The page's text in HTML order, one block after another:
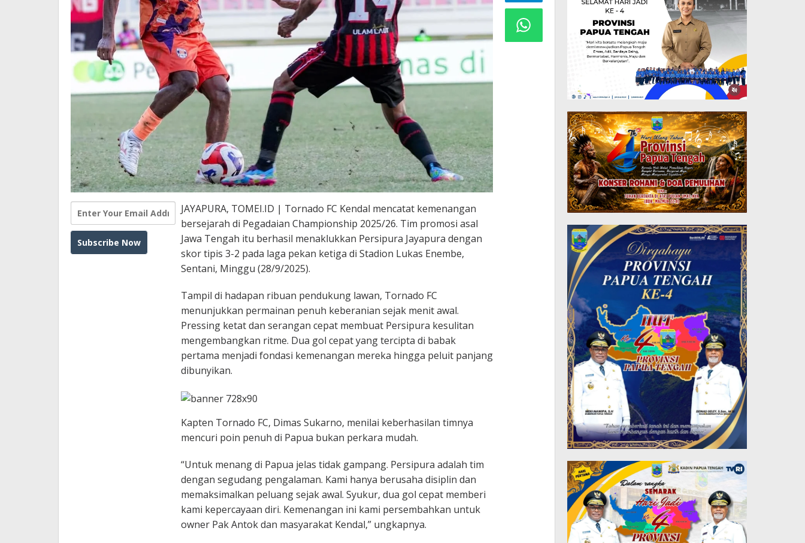
JAYAPURA, TOMEI.ID | Tornado FC Kendal mencatat kemenangan
bersejarah di Pegadaian Championship 2025/26. Tim promosi asal
Jawa Tengah itu berhasil menaklukkan Persipura Jayapura dengan
skor tipis 3-2 pada laga pekan ketiga di Stadion Lukas Enembe,
Sentani, Minggu (28/9/2025).
Tampil di hadapan ribuan pendukung lawan, Tornado FC
menunjukkan permainan penuh keberanian sejak menit awal.
Pressing ketat dan serangan cepat membuat Persipura kesulitan
mengembangkan ritme. Dua gol cepat yang tercipta di babak
pertama menjadi fondasi kemenangan mereka hingga peluit panjang
dibunyikan.
Kapten Tornado FC, Dimas Sukarno, menilai keberhasilan timnya
mencuri poin penuh di Papua bukan perkara mudah.
“Untuk menang di Papua jelas tidak gampang. Persipura adalah tim
dengan segudang pengalaman. Kami hanya berusaha disiplin dan
memaksimalkan peluang sejak awal. Syukur, dua gol cepat memberi
kami kepercayaan diri. Kemenangan ini kami persembahkan untuk
owner Pak Antok dan masyarakat Kendal,” ungkapnya.